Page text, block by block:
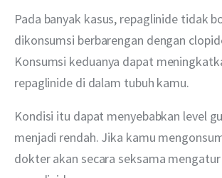
Pada banyak kasus, repaglinide tidak
dikonsumsi berbarengan dengan
Konsumsi keduanya dapat
repaglinide di dalam tubuh kamu.
Kondisi itu dapat menyebabkan level
menjadi rendah. Jika kamu
dokter akan secara seksama